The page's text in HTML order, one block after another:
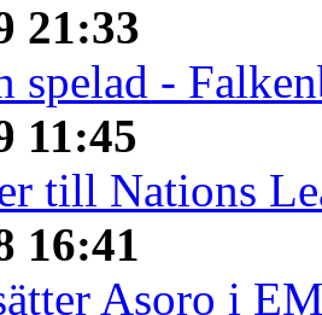
21:33
spelad -
11:45
till Nations
16:41
Asoro i